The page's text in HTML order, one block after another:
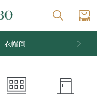
衣帽间